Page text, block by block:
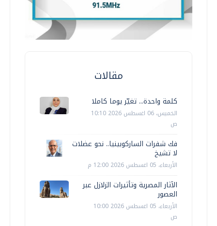
مقالات
كلمة واحدة... تغيّر يوما كاملا
الخميس، 06 اغسطس 2026 10:10
ص
فك شفرات الساركوبينيا.. نحو عضلات
لا تشيخ
الأربعاء، 05 اغسطس 2026 12:00 م
الآثار المصرية وتأثيرات الزلازل عبر
العصور
الأربعاء، 05 اغسطس 2026 10:00
ص